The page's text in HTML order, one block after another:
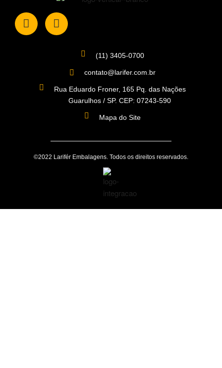
(11) 3405-0700
contato@larifer.com.br
Rua Eduardo Froner, 165 Pq. das Nações
Guarulhos / SP. CEP: 07243-590
Mapa do Site
©2022 Larifér Embalagens. Todos os direitos reservados.